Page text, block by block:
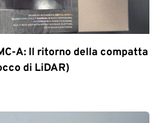
A: Il ritorno della compatta
di LiDAR)